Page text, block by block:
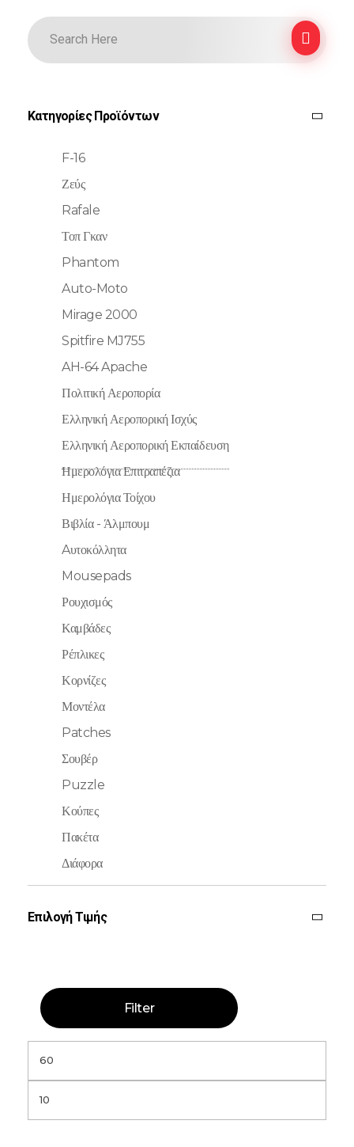
Κατηγορίες Προϊόντων
F-16
Ζεύς
Rafale
Τοπ Γκαν
Phantom
Auto-Moto
Mirage 2000
Spitfire MJ755
AH-64 Apache
Πολιτική Αεροπορία
Ελληνική Αεροπορική Ισχύς
Ελληνική Αεροπορική Εκπαίδευση
Ημερολόγια Επιτραπέζια
Ημερολόγια Τοίχου
Βιβλία - Άλμπουμ
Aυτοκόλλητα
Mousepads
Ρουχισμός
Καμβάδες
Ρέπλικες
Κορνίζες
Μοντέλα
Patches
Σουβέρ
Puzzle
Κούπες
Πακέτα
Διάφορα
Επιλογή Τιμής
Filter